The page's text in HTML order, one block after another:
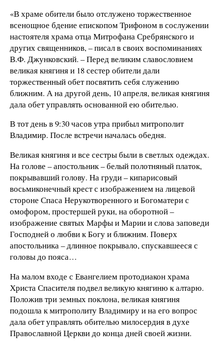
«В храме обители было отслужено торжественное
всенощное бдение епископом Трифоном в сослужении
настоятеля храма отца Митрофана Сребрянского и
других священников, – писал в своих воспоминаниях
В.Ф. Джунковский. – Перед великим славословием
великая княгиня и 18 сестер обители дали
торжественный обет посвятить себя служению
ближним. А на другой день, 10 апреля, великая княгиня
дала обет управлять основанной ею обителью.
В тот день в 9:30 часов утра прибыл митрополит
Владимир. После встречи началась обедня.
Великая княгиня и все сестры были в светлых одеждах.
На голове – апостольник – белый полотняный платок,
покрывавший голову. На груди – кипарисовый
восьмиконечный крест с изображением на лицевой
стороне Спаса Нерукотворенного и Богоматери с
омофором, простершей руки, на оборотной –
изображение святых Марфы и Марии и слова заповеди
Господней о любви к Богу и ближним. Поверх
апостольника – длинное покрывало, спускавшееся с
головы до пояса…
На малом входе с Евангелием протодиакон храма
Христа Спасителя подвел великую княгиню к алтарю.
Положив три земных поклона, великая княгиня
подошла к митрополиту Владимиру и на его вопрос
дала обет управлять обителью милосердия в духе
Православной Церкви до конца дней своей жизни.